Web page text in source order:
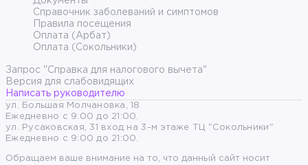
Справочник заболеваний и симптомов
Правила посещения
Оплата (Арбат)
Оплата (Сокольники)
Запрос "Справка для налогового вычета"
Версия для слабовидящих
Написать руководителю
ул. Большая Молчановка, 18
Ежедневно с 9:00 до 21:00.
ул. Русаковская, 31 вход на 3-м этаже ТЦ "Сокольники"
Ежедневно с 9:00 до 21:00.
Обращаем ваше внимание на то, что данный сайт носит